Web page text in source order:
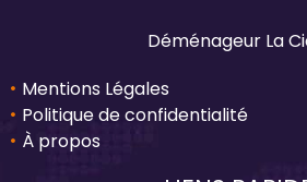
Déménageur La
Mentions Légales
Politique de confidentialité
À propos